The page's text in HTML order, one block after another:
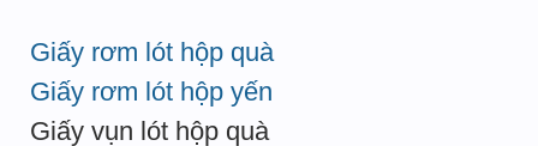
Giấy rơm lót hộp quà
Giấy rơm lót hộp yến
Giấy vụn lót hộp quà